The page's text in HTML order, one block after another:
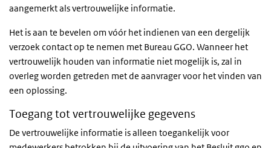
aangemerkt als vertrouwelijke informatie.
Het is aan te bevelen om vóór het indienen van een dergelijk
verzoek contact op te nemen met Bureau GGO. Wanneer het
vertrouwelijk houden van informatie niet mogelijk is, zal in
overleg worden getreden met de aanvrager voor het vinden van
een oplossing.
Toegang tot vertrouwelijke gegevens
De vertrouwelijke informatie is alleen toegankelijk voor